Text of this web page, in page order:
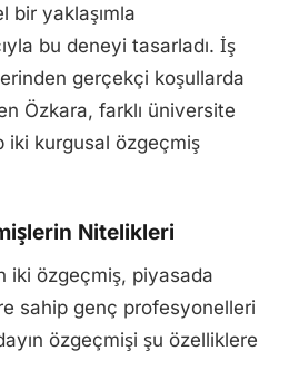
bir yaklaşımla
bu deneyi tasarladı. İş
gerçekçi koşullarda
Özkara, farklı üniversite
iki kurgusal özgeçmiş
Nitelikleri
iki özgeçmiş, piyasada
sahip genç profesyonelleri
özgeçmişi şu özelliklere